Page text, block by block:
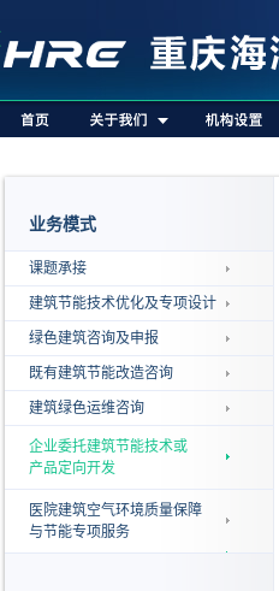
业务模式
课题承接
建筑节能技术优化及专项设计
绿色建筑咨询及申报
既有建筑节能改造咨询
建筑绿色运维咨询
企业委托建筑节能技术或
产品定向开发
医院建筑空气环境质量保障
与节能专项服务